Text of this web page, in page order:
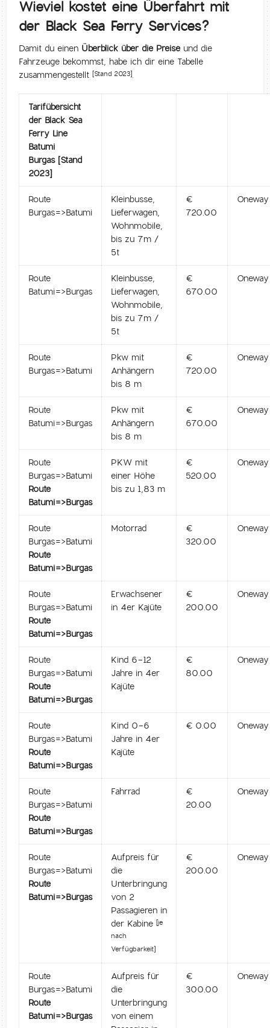
Wieviel kostet eine Überfahrt mit
der Black Sea Ferry Services?
Damit du einen Überblick über die Preiseund die
Fahrzeuge bekommst, habe ich dir eine Tabelle
zusammengestellt [Stand 2023]
Tarifübersicht
der Black Sea
Ferry Line
Batumi
Burgas [Stand
2023]
Route
Burgas=>Batumi
Kleinbusse,
Lieferwagen,
Wohnmobile,
bis zu 7m /
5t
€
720.00
Oneway
Route
Batumi=>Burgas
Kleinbusse,
Lieferwagen,
Wohnmobile,
bis zu 7m /
5t
€
670.00
Oneway
Route
Burgas=>Batumi
Pkw mit
Anhängern
bis 8 m
€
720.00
Oneway
Route
Batumi=>Burgas
Pkw mit
Anhängern
bis 8 m
€
670.00
Oneway
Route
Burgas=>Batumi
Route
Batumi=>Burgas
PKW mit
einer Höhe
bis zu 1,83 m
€
520.00
Oneway
Route
Burgas=>Batumi
Route
Batumi=>Burgas
Motorrad
€
320.00
Oneway
Route
Burgas=>Batumi
Route
Batumi=>Burgas
Erwachsener
in 4er Kajüte
€
200.00
Oneway
Route
Burgas=>Batumi
Route
Batumi=>Burgas
Kind 6-12
Jahre in 4er
Kajüte
€
80.00
Oneway
Route
Burgas=>Batumi
Route
Batumi=>Burgas
Kind 0-6
Jahre in 4er
Kajüte
€ 0.00 Oneway
Route
Burgas=>Batumi
Route
Batumi=>Burgas
Fahrrad
€
20.00
Oneway
Route
Burgas=>Batumi
Route
Batumi=>Burgas
Aufpreis für
die
Unterbringung
von 2
Passagieren in
der Kabine [je
nach
Verfügbarkeit]
€
200.00
Oneway
Route
Burgas=>Batumi
Route
Batumi=>Burgas
Aufpreis für
die
Unterbringung
von einem
€
300.00
Oneway